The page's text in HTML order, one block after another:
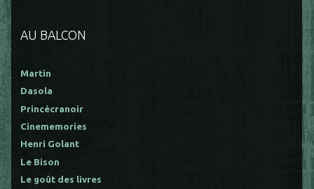
AU BALCON
Martin
Dasola
Princécranoir
Cinememories
Henri Golant
Le Bison
Le goût des livres